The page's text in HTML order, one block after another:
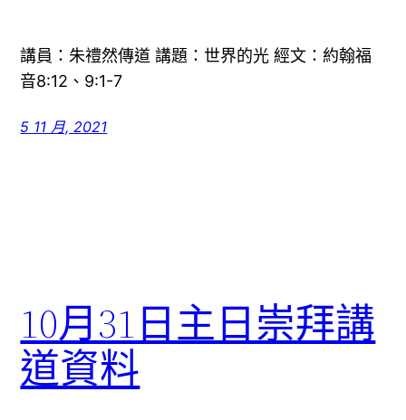
講員：朱禮然傳道 講題：世界的光 經文：約翰福
音8:12、9:1-7
5 11 月, 2021
10月31日主日崇拜講
道資料